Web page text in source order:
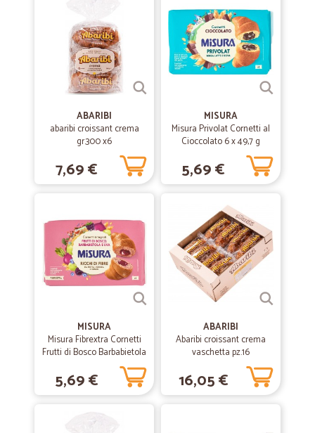
Spedizione rapida, prodotti di buona qualità, prezzi buoni.
ABARIBI
abaribi croissant crema
gr.300 x6
7,69 €
MISURA
Misura Privolat Cornetti al
Cioccolato 6 x 49,7 g
5,69 €
MISURA
Misura Fibrextra Cornetti
Frutti di Bosco Barbabietola
e Uva 6 x 51,4 g
5,69 €
ABARIBI
Abaribi croissant crema
vaschetta pz.16
16,05 €